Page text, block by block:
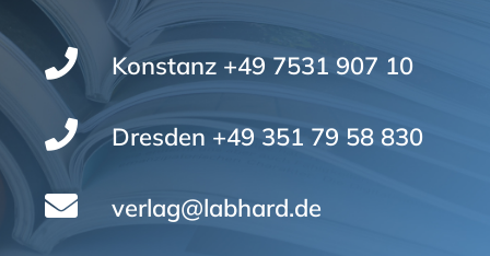
Konstanz +49 7531 907 10
Dresden +49 351 79 58 830
verlag@labhard.de